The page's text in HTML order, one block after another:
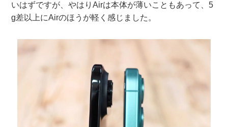
いはずですが、やはりAirは本体が薄いこともあって、5
g差以上にAirのほうが軽く感じました。